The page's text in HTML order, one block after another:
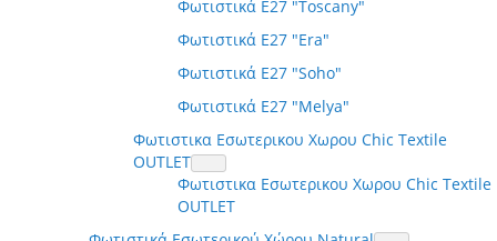
Φωτιστικά E27 "Toscany"
Φωτιστικά E27 "Era"
Φωτιστικά E27 "Soho"
Φωτιστικά E27 "Melya"
Φωτιστικα Εσωτερικου Χωρου Chic Textile
OUTLET
Φωτιστικα Εσωτερικου Χωρου Chic Textile
OUTLET